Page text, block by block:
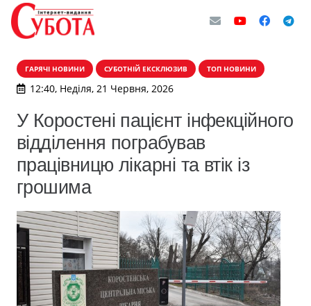
ГАРЯЧІ НОВИНИ СУБОТНІЙ ЕКСКЛЮЗИВ ТОП НОВИНИ
12:40, Неділя, 21 Червня, 2026
У Коростені пацієнт інфекційного
відділення пограбував
працівницю лікарні та втік із
грошима